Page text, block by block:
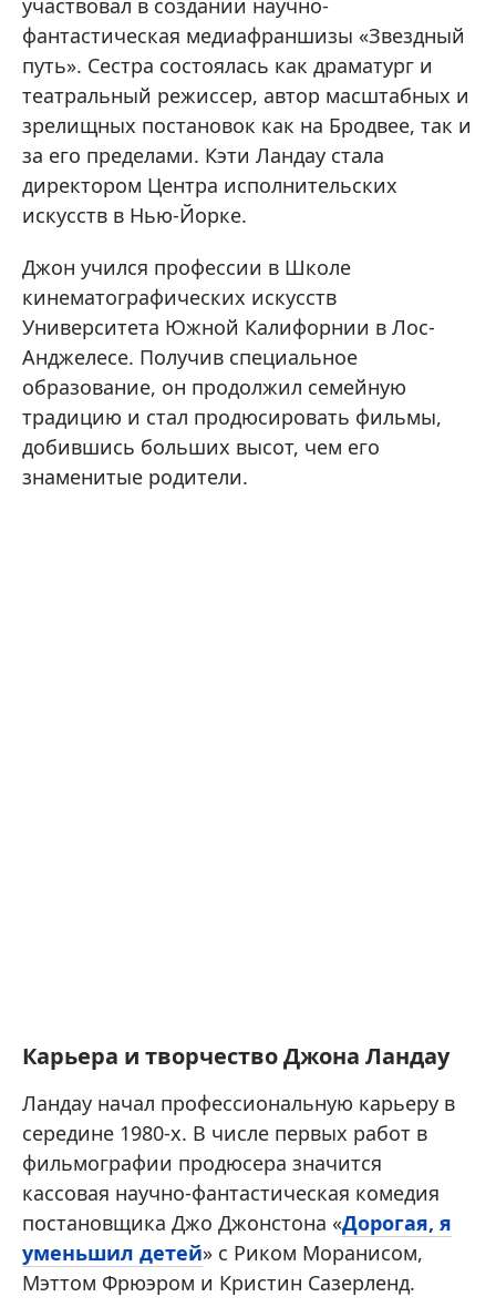
участвовал в создании научно-
фантастическая медиафраншизы «Звездный
путь». Сестра состоялась как драматург и
театральный режиссер, автор масштабных и
зрелищных постановок как на Бродвее, так и
за его пределами. Кэти Ландау стала
директором Центра исполнительских
искусств в Нью-Йорке.
Джон учился профессии в Школе
кинематографических искусств
Университета Южной Калифорнии в Лос-
Анджелесе. Получив специальное
образование, он продолжил семейную
традицию и стал продюсировать фильмы,
добившись больших высот, чем его
знаменитые родители.
Карьера и творчество Джона Ландау
Ландау начал профессиональную карьеру в
середине 1980-х. В числе первых работ в
фильмографии продюсера значится
кассовая научно-фантастическая комедия
постановщика Джо Джонстона «Дорогая, я
уменьшил детей» с Риком Моранисом,
Мэттом Фрюэром и Кристин Сазерленд.